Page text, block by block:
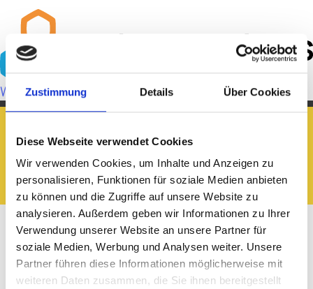
Zustimmung Details Über Cookies
Diese Webseite verwendet Cookies
Wir verwenden Cookies, um Inhalte und Anzeigen zu
personalisieren, Funktionen für soziale Medien anbieten
zu können und die Zugriffe auf unsere Website zu
analysieren. Außerdem geben wir Informationen zu Ihrer
Verwendung unserer Website an unsere Partner für
soziale Medien, Werbung und Analysen weiter. Unsere
Partner führen diese Informationen möglicherweise mit
weiteren Daten zusammen, die Sie ihnen bereitgestellt
Web Accessibility plugin by DJ-Extensions.com
Impressum